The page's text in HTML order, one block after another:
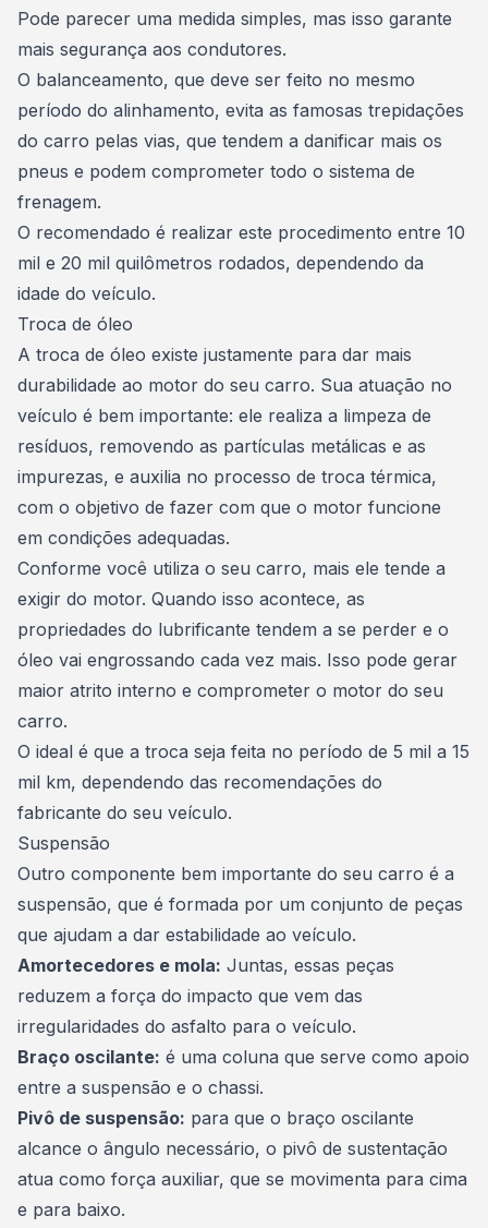
Pode parecer uma medida simples, mas isso garante
mais segurança aos condutores.
O balanceamento, que deve ser feito no mesmo
período do alinhamento, evita as famosas trepidações
do carro pelas vias, que tendem a danificar mais os
pneus e podem comprometer todo o sistema de
frenagem.
O recomendado é realizar este procedimento entre 10
mil e 20 mil quilômetros rodados, dependendo da
idade do veículo.
Troca de óleo
A troca de óleo existe justamente para dar mais
durabilidade ao motor do seu carro. Sua atuação no
veículo é bem importante: ele realiza a limpeza de
resíduos, removendo as partículas metálicas e as
impurezas, e auxilia no processo de troca térmica,
com o objetivo de fazer com que o motor funcione
em condições adequadas.
Conforme você utiliza o seu carro, mais ele tende a
exigir do motor. Quando isso acontece, as
propriedades do lubrificante tendem a se perder e o
óleo vai engrossando cada vez mais. Isso pode gerar
maior atrito interno e comprometer o motor do seu
carro.
O ideal é que a troca seja feita no período de 5 mil a 15
mil km, dependendo das recomendações do
fabricante do seu veículo.
Suspensão
Outro componente bem importante do seu carro é a
suspensão, que é formada por um conjunto de peças
que ajudam a dar estabilidade ao veículo.
Amortecedores e mola: Juntas, essas peças
reduzem a força do impacto que vem das
irregularidades do asfalto para o veículo.
Braço oscilante: é uma coluna que serve como apoio
entre a suspensão e o chassi.
Pivô de suspensão: para que o braço oscilante
alcance o ângulo necessário, o pivô de sustentação
atua como força auxiliar, que se movimenta para cima
e para baixo.